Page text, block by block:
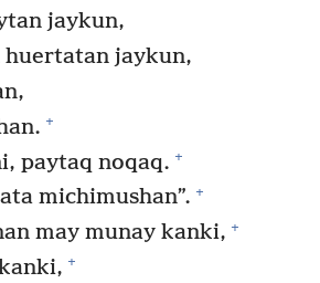
jaykun,
huertatan jaykun,
+
paytaq noqaq. +
michimushan”. +
may munay kanki, +
+